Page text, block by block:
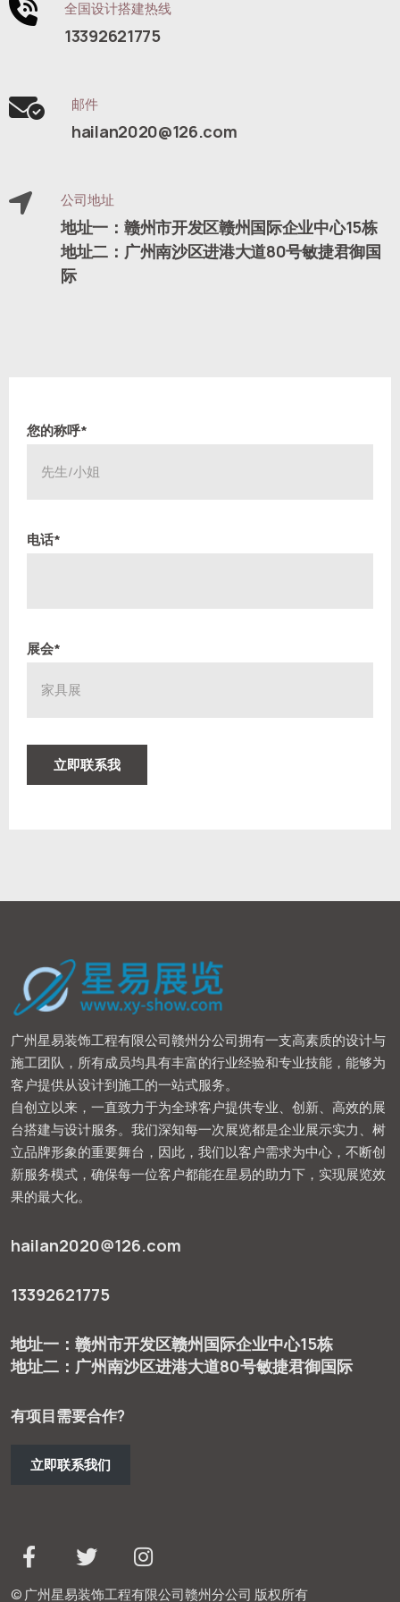
全国设计搭建热线
13392621775
邮件
hailan2020@126.com
公司地址
地址一：赣州市开发区赣州国际企业中心15栋
地址二：广州南沙区进港大道80号敏捷君御国
际
您的称呼*
电话*
展会*
立即联系我
广州星易装饰工程有限公司赣州分公司拥有一支高素质的设计与
施工团队，所有成员均具有丰富的行业经验和专业技能，能够为
客户提供从设计到施工的一站式服务。
自创立以来，一直致力于为全球客户提供专业、创新、高效的展
台搭建与设计服务。我们深知每一次展览都是企业展示实力、树
立品牌形象的重要舞台，因此，我们以客户需求为中心，不断创
新服务模式，确保每一位客户都能在星易的助力下，实现展览效
果的最大化。
hailan2020@126.com
13392621775
地址一：赣州市开发区赣州国际企业中心15栋
地址二：广州南沙区进港大道80号敏捷君御国际
有项目需要合作?
立即联系我们
© 广州星易装饰工程有限公司赣州分公司 版权所有